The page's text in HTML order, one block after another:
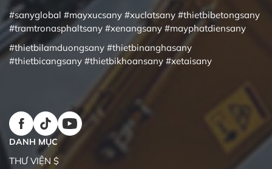
#sanyglobal #mayxucsany #xuclatsany #thietbibetongsany
#tramtronasphaltsany #xenangsany #mayphatdiensany
#thietbilamduongsany #thietbinanghasany
#thietbicangsany #thietbikhoansany #xetaisany
DANH MỤC
THƯ VIỆN $